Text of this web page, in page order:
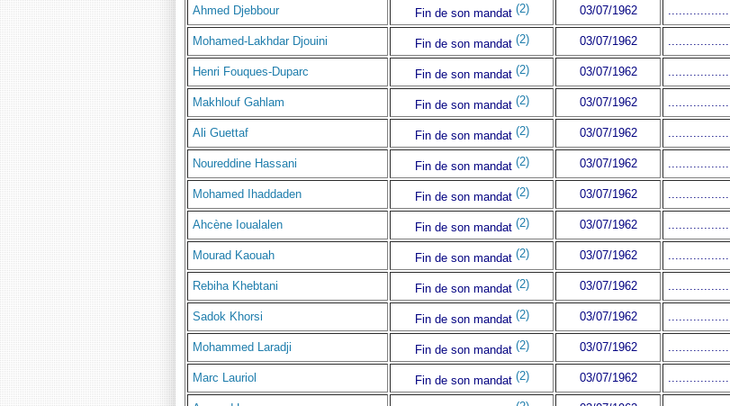
Ahmed Djebbour Fin de son mandat (2) 03/07/1962
Mohamed-Lakhdar Djouini Fin de son mandat (2) 03/07/1962
Henri Fouques-Duparc Fin de son mandat (2) 03/07/1962
Makhlouf Gahlam Fin de son mandat (2) 03/07/1962
Ali Guettaf Fin de son mandat (2) 03/07/1962
Noureddine Hassani Fin de son mandat (2) 03/07/1962
Mohamed Ihaddaden Fin de son mandat (2) 03/07/1962
Ahcène Ioualalen Fin de son mandat (2) 03/07/1962
Mourad Kaouah Fin de son mandat (2) 03/07/1962
Rebiha Khebtani Fin de son mandat (2) 03/07/1962
Sadok Khorsi Fin de son mandat (2) 03/07/1962
Mohammed Laradji Fin de son mandat (2) 03/07/1962
Marc Lauriol Fin de son mandat (2) 03/07/1962